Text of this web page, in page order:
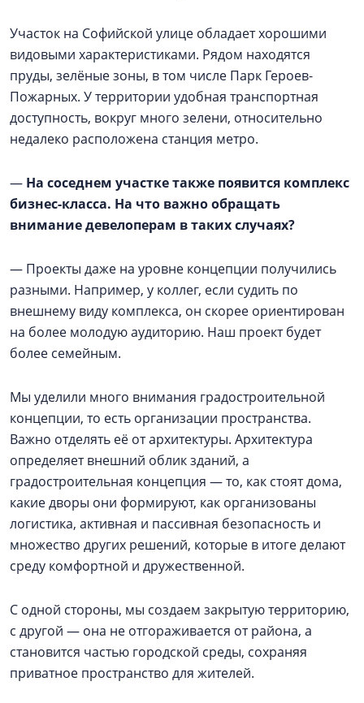
Участок на Софийской улице обладает хорошими
видовыми характеристиками. Рядом находятся
пруды, зелёные зоны, в том числе Парк Героев-
Пожарных. У территории удобная транспортная
доступность, вокруг много зелени, относительно
недалеко расположена станция метро.
— На соседнем участке также появится комплекс
бизнес-класса. На что важно обращать
внимание девелоперам в таких случаях?
— Проекты даже на уровне концепции получились
разными. Например, у коллег, если судить по
внешнему виду комплекса, он скорее ориентирован
на более молодую аудиторию. Наш проект будет
более семейным.
Мы уделили много внимания градостроительной
концепции, то есть организации пространства.
Важно отделять её от архитектуры. Архитектура
определяет внешний облик зданий, а
градостроительная концепция — то, как стоят дома,
какие дворы они формируют, как организованы
логистика, активная и пассивная безопасность и
множество других решений, которые в итоге делают
среду комфортной и дружественной.
С одной стороны, мы создаем закрытую территорию,
с другой — она не отгораживается от района, а
становится частью городской среды, сохраняя
приватное пространство для жителей.